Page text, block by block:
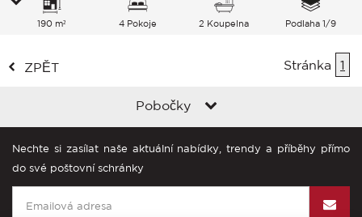
190 m² 4 Pokoje 2 Koupelna Podlaha 1/9
ZPĚT Stránka 1
Pobočky
Nechte si zasílat naše aktuální nabídky, trendy a příběhy přímo
do své poštovní schránky